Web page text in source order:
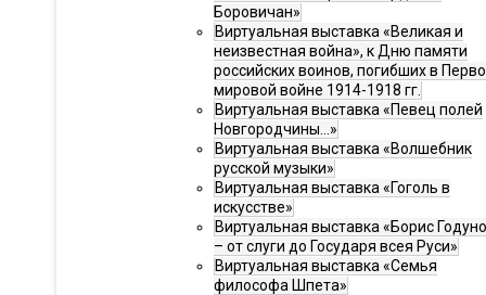
Боровичан»
Виртуальная выставка «Великая и
неизвестная война», к Дню памяти
российских воинов, погибших в
мировой войне 1914-1918 гг.
Виртуальная выставка «Певец полей
Новгородчины…»
Виртуальная выставка «Волшебник
русской музыки»
Виртуальная выставка «Гоголь в
искусстве»
Виртуальная выставка «Борис
– от слуги до Государя всея Руси»
Виртуальная выставка «Семья
философа Шпета»